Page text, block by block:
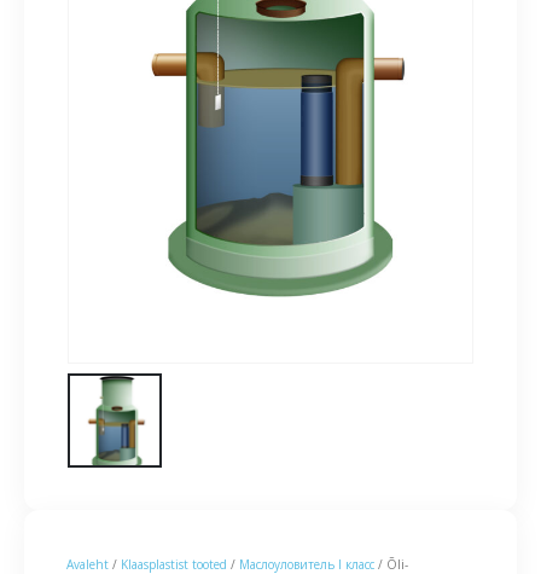
Avaleht / Klaasplastist tooted / Маслоуловитель I класс / Õli-